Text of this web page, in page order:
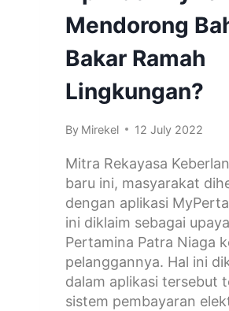
Mendorong
Bakar Ramah
Lingkungan?
By Mirekel 12 July 2022
Mitra Rekayasa
baru ini, masyarakat
dengan aplikasi
ini diklaim sebagai
Pertamina Patra Niaga
pelanggannya. Hal ini
dalam aplikasi tersebut
sistem pembayaran